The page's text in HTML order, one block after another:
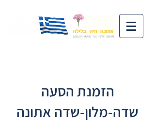
הזמנת הסעה
שדה-מלון-שדה אתונה